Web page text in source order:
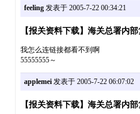
feeling发表于 2005-7-22 00:34:21
【报关资料下载】海关总署内
我怎么连链接都看不到啊
55555555～
applemei发表于 2005-7-22 06:07:02
【报关资料下载】海关总署内